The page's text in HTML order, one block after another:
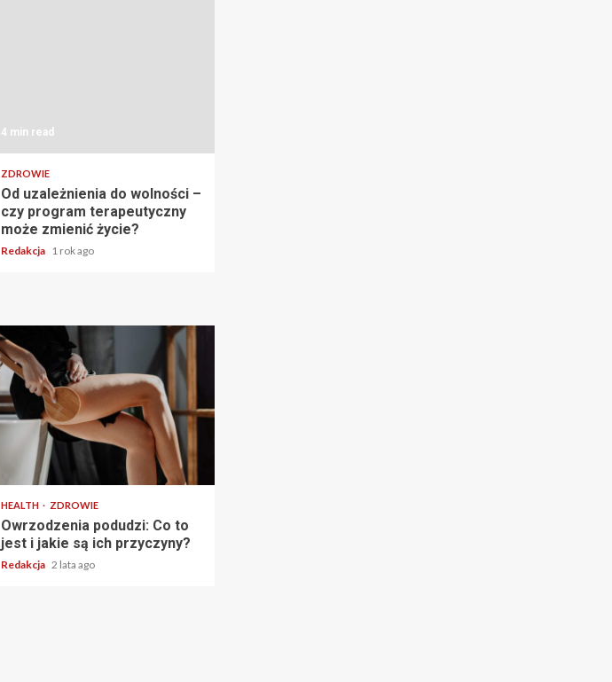
4 min read
ZDROWIE
Od uzależnienia do wolności –
czy program terapeutyczny
może zmienić życie?
Redakcja 1 rok ago
3 min read
HEALTH ZDROWIE
Owrzodzenia podudzi: Co to
jest i jakie są ich przyczyny?
Redakcja 2 lata ago